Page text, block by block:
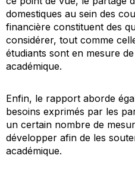
domestiques au sein des
financière constituent des
considérer, tout comme
étudiants sont en mesure
académique.
Enfin, le rapport aborde
besoins exprimés par les
un certain nombre de
développer afin de les
académique.